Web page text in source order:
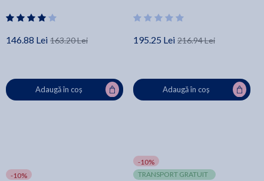
146.88 Lei 163.20 Lei
Adaugă în coș
195.25 Lei 216.94 Lei
Adaugă în coș
-10%
-10%
TRANSPORT GRATUIT